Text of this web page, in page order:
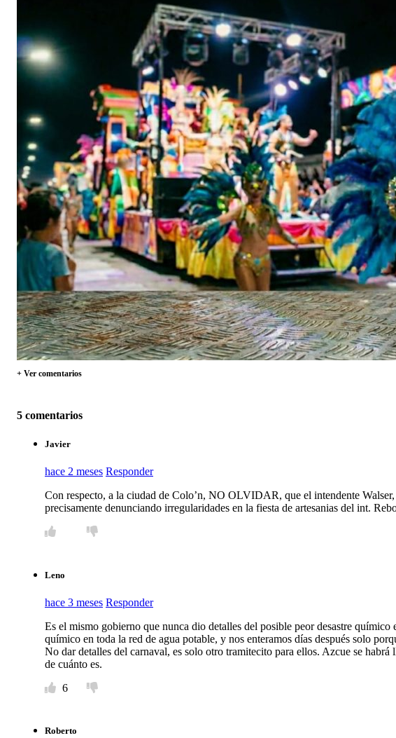
+ Ver comentarios
5 comentarios
Javier
hace 2 meses Responder
Con respecto, a la ciudad de Colo’n, NO OLVIDAR, que el intendente
precisamente denunciando irregularidades en la fiesta de artesanias del int.
Leno
hace 3 meses Responder
Es el mismo gobierno que nunca dio detalles del posible peor desastre
químico en toda la red de agua potable, y nos enteramos días después solo
No dar detalles del carnaval, es solo otro tramitecito para ellos. Azcue se
de cuánto es.
6
Roberto